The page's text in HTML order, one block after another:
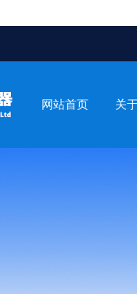
网站首页 关